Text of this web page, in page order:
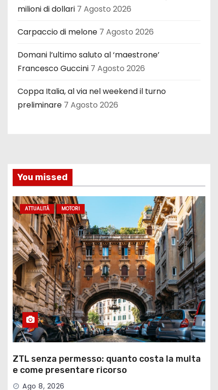
milioni di dollari 7 Agosto 2026
Carpaccio di melone 7 Agosto 2026
Domani l’ultimo saluto al ‘maestrone’
Francesco Guccini 7 Agosto 2026
Coppa Italia, al via nel weekend il turno
preliminare 7 Agosto 2026
You missed
ATTUALITÀ MOTORI
ZTL senza permesso: quanto costa la multa
e come presentare ricorso
Ago 8, 2026